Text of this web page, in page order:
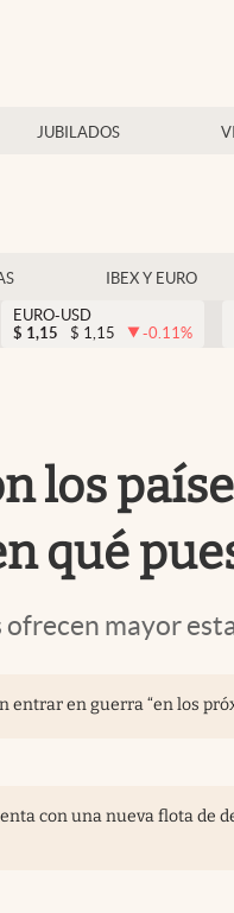
JUBILADOS
IBEX Y EURO
EURO-USD
$ 1,15 $ 1,15 -0.11%
los
qué
mayor
entrar en guerra “en los
con una nueva flota de